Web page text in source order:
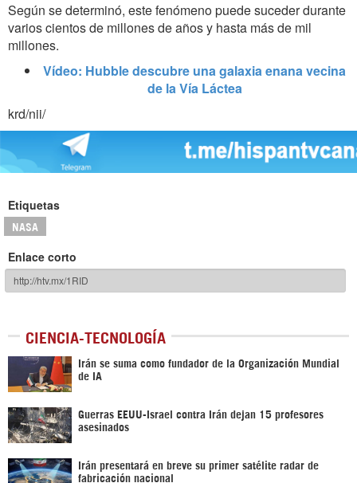
Según se determinó, este fenómeno puede suceder durante
varios cientos de millones de años y hasta más de mil
millones.
Vídeo: Hubble descubre una galaxia enana vecina
de la Vía Láctea
krd/nii/
Etiquetas
NASA
Enlace corto
CIENCIA-TECNOLOGÍA
Irán se suma como fundador de la Organización Mundial
de IA
Guerras EEUU-Israel contra Irán dejan 15 profesores
asesinados
Irán presentará en breve su primer satélite radar de
fabricación nacional